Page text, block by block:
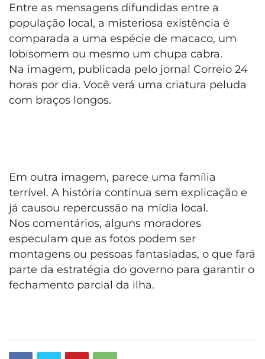
Entre as mensagens difundidas entre a
população local, a misteriosa existência é
comparada a uma espécie de macaco, um
lobisomem ou mesmo um chupa cabra.
Na imagem, publicada pelo jornal Correio 24
horas por dia. Você verá uma criatura peluda
com braços longos.
Em outra imagem, parece uma família
terrível. A história continua sem explicação e
já causou repercussão na mídia local.
Nos comentários, alguns moradores
especulam que as fotos podem ser
montagens ou pessoas fantasiadas, o que fará
parte da estratégia do governo para garantir o
fechamento parcial da ilha.